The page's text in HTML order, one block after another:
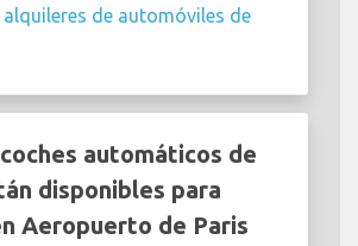
alquileres de automóviles de
automáticos de
disponibles para
Aeropuerto de Paris